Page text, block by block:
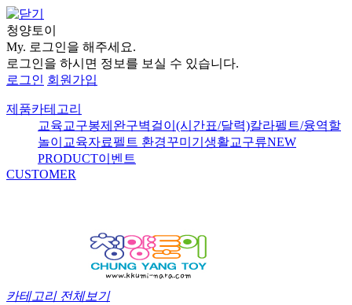
청양토이
My. 로그인을 해주세요.
로그인을 하시면 정보를 보실 수 있습니다.
로그인 회원가입
제품카테고리
교육교구봉제완구벽걸이(시간표/달력)칼라펠트/융역할
놀이 교육자료펠트 환경꾸미기 생활교구류NEW
PRODUCT이벤트
CUSTOMER
카테고리 전체보기